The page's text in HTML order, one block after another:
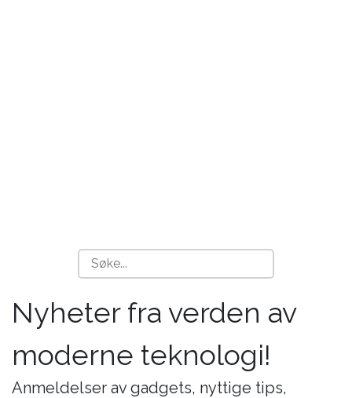
Nyheter fra verden av
moderne teknologi!
Anmeldelser av gadgets, nyttige tips,